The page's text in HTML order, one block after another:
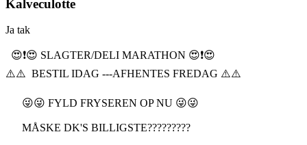
Kalveculotte
Ja tak
😍❗️😍 SLAGTER/DELI MARATHON 😍❗️😍
⚠️⚠️ BESTIL IDAG ---AFHENTES FREDAG ⚠️⚠️
😜😜 FYLD FRYSEREN OP NU 😜😜
MÅSKE DK'S BILLIGSTE?????????